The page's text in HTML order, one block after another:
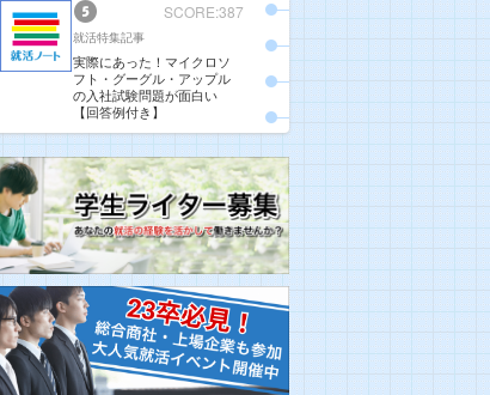
SCORE:387
就活特集記事
実際にあった！マイクロソ
フト・グーグル・アップル
の入社試験問題が面白い
【回答例付き】